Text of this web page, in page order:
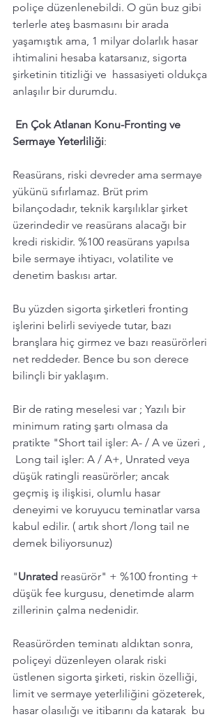
poliçe düzenlenebildi. O gün buz gibi
terlerle ateş basmasını bir arada
yaşamıştık ama, 1 milyar dolarlık hasar
ihtimalini hesaba katarsanız, sigorta
şirketinin titizliği ve  hassasiyeti oldukça
anlaşılır bir durumdu.
Sermaye Yeterliliği:
Reasürans, riski devreder ama sermaye
yükünü sıfırlamaz. Brüt prim
bilançodadır, teknik karşılıklar şirket
üzerindedir ve reasürans alacağı bir
kredi riskidir. %100 reasürans yapılsa
bile sermaye ihtiyacı, volatilite ve
denetim baskısı artar.
Bu yüzden sigorta şirketleri fronting
işlerini belirli seviyede tutar, bazı
branşlara hiç girmez ve bazı reasürörleri
net reddeder. Bence bu son derece
bilinçli bir yaklaşım.
Bir de rating meselesi var ; Yazılı bir
minimum rating şartı olmasa da
pratikte "Short tail işler: A- / A ve üzeri ,
Long tail işler: A / A+, Unrated veya
düşük ratingli reasürörler; ancak
geçmiş iş ilişkisi, olumlu hasar
deneyimi ve koruyucu teminatlar varsa
kabul edilir. ( artık short /long tail ne
demek biliyorsunuz)
"Unrated reasürör" + %100 fronting +
düşük fee kurgusu, denetimde alarm
zillerinin çalma nedenidir.
Reasürörden teminatı aldıktan sonra,
poliçeyi düzenleyen olarak riski
üstlenen sigorta şirketi, riskin özelliği,
limit ve sermaye yeterliliğini gözeterek,
hasar olasılığı ve itibarını da katarak  bu